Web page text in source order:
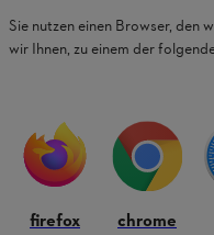
i motori a 2 tempi STIHL.
la collaudata miscela
proprietà di
comportamento di
di CO2 rispetto al
cazione del motore e
ottimali. Non contiene
a 5 anni. La tanica di
Sie nutzen einen Browser, den
wir Ihnen, zu einem der
firefox chrome